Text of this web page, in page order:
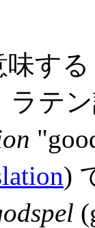
味す
ラテ
)